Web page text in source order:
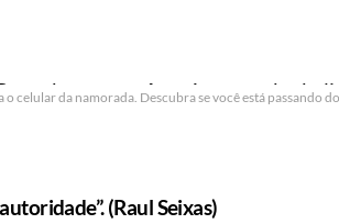
celular da namorada. Descubra se você está passando
(Raul Seixas)